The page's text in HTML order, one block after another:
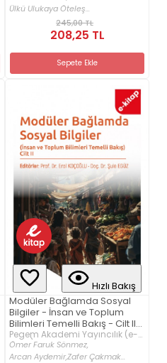
Ülkü Ulukaya Öteleş...
245,00 TL
208,25 TL
Sepete Ekle
Hızlı Bakış
Modüler Bağlamda Sosyal
Bilgiler - İnsan ve Toplum
Bilimleri Temelli Bakış - Cilt II
(e-kitap)
Pegem Akademi Yayıncılık (e-
kitap)
Ömer Faruk Sönmez,
Arcan Aydemir,Zafer Çakmak...